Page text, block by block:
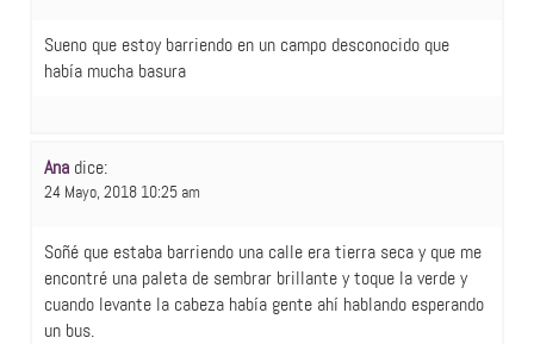
Sueno que estoy barriendo en un campo desconocido que
había mucha basura
Ana dice:
24 Mayo, 2018 10:25 am
Soñé que estaba barriendo una calle era tierra seca y que me
encontré una paleta de sembrar brillante y toque la verde y
cuando levante la cabeza había gente ahí hablando esperando
un bus.